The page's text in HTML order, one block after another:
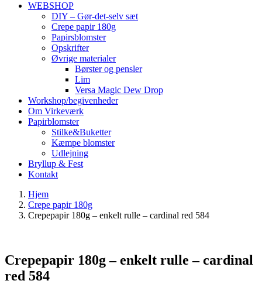
WEBSHOP
DIY – Gør-det-selv sæt
Crepe papir 180g
Papirsblomster
Opskrifter
Øvrige materialer
Børster og pensler
Lim
Versa Magic Dew Drop
Workshop/begivenheder
Om Virkeværk
Papirblomster
Stilke&Buketter
Kæmpe blomster
Udlejning
Bryllup & Fest
Kontakt
Hjem
Crepe papir 180g
Crepepapir 180g – enkelt rulle – cardinal red 584
Crepepapir 180g – enkelt rulle – cardinal
red 584